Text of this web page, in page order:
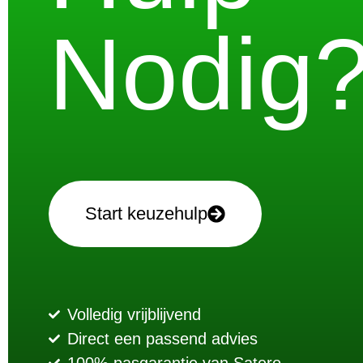
Start keuzehulp
Volledig vrijblijvend
Direct een passend advies